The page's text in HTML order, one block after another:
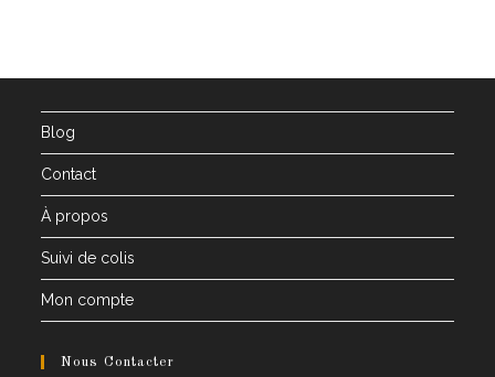
Blog
Contact
À propos
Suivi de colis
Mon compte
Nous Contacter